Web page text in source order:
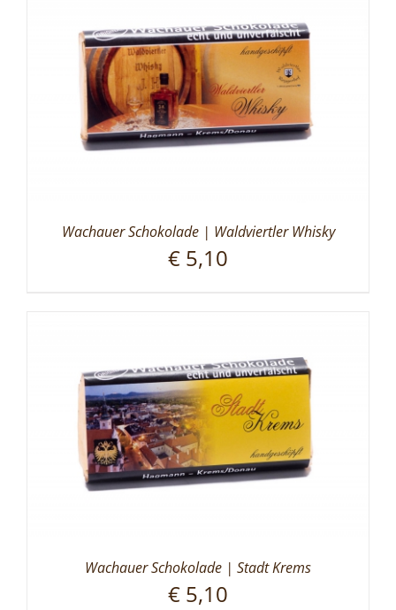
Wachauer Schokolade | Waldviertler Whisky
€ 5,10
Wachauer Schokolade | Stadt Krems
€ 5,10